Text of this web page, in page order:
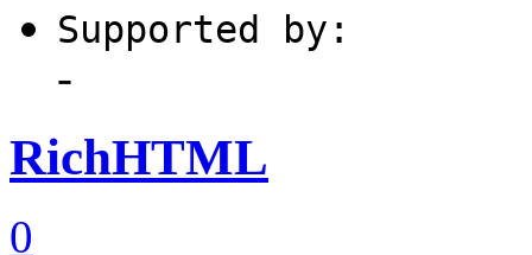
Supported by:
-
RichHTML
0